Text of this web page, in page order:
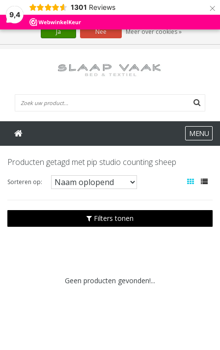
9,4
1301 Reviews ×
MENU
Producten getagd met pip studio counting sheep
Sorteren op:
Filters tonen
Geen producten gevonden!...
Wij slaan cookies op om onze website te verbeteren. Is dat akkoord?
Ja Nee Meer over cookies »